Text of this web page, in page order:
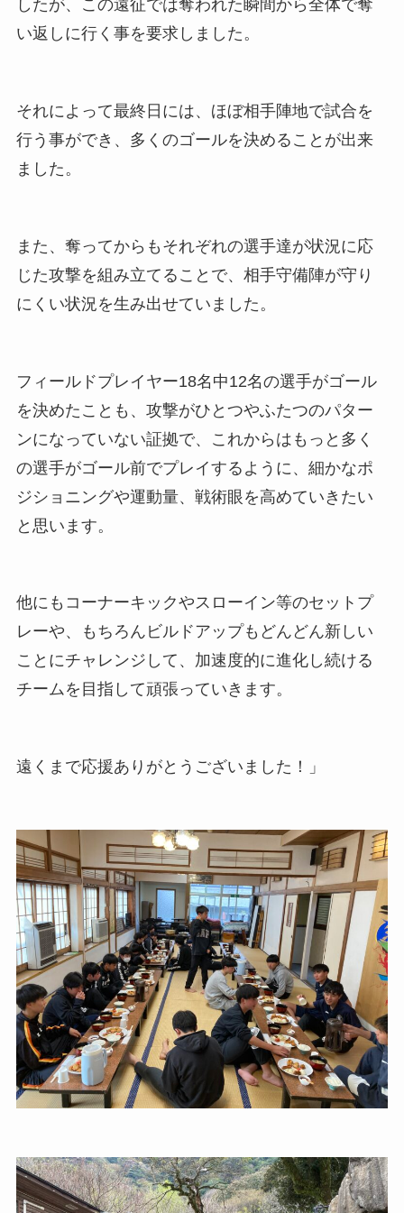
したが、この遠征では奪われた瞬間から全体で奪
い返しに行く事を要求しました。
それによって最終日には、ほぼ相手陣地で試合を
行う事ができ、多くのゴールを決めることが出来
ました。
また、奪ってからもそれぞれの選手達が状況に応
じた攻撃を組み立てることで、相手守備陣が守り
にくい状況を生み出せていました。
フィールドプレイヤー18名中12名の選手がゴール
を決めたことも、攻撃がひとつやふたつのパター
ンになっていない証拠で、これからはもっと多く
の選手がゴール前でプレイするように、細かなポ
ジショニングや運動量、戦術眼を高めていきたい
と思います。
他にもコーナーキックやスローイン等のセットプ
レーや、もちろんビルドアップもどんどん新しい
ことにチャレンジして、加速度的に進化し続ける
チームを目指して頑張っていきます。
遠くまで応援ありがとうございました！」